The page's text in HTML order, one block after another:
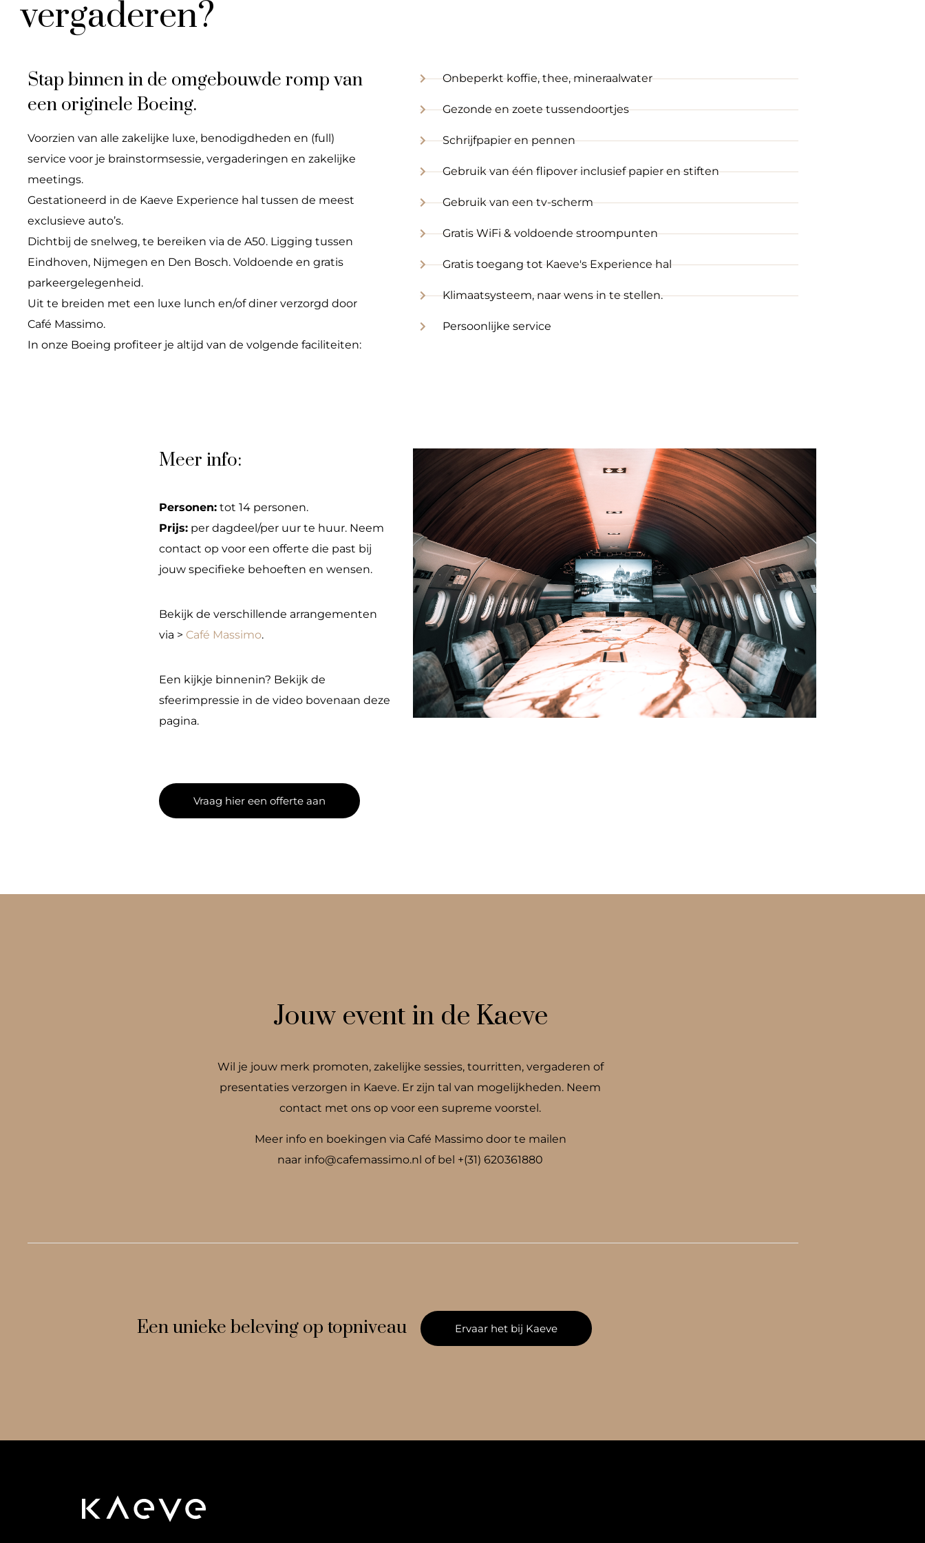
vergaderen?
Stap binnen in de omgebouwde romp van
een originele Boeing.
Voorzien van alle zakelijke luxe, benodigdheden en (full)
service voor je brainstormsessie, vergaderingen en zakelijke
meetings.
Gestationeerd in de Kaeve Experience hal tussen de meest
exclusieve auto’s.
Dichtbij de snelweg, te bereiken via de A50. Ligging tussen
Eindhoven, Nijmegen en Den Bosch. Voldoende en gratis
parkeergelegenheid.
Uit te breiden met een luxe lunch en/of diner verzorgd door
Café Massimo.
In onze Boeing profiteer je altijd van de volgende faciliteiten:
Onbeperkt koffie, thee, mineraalwater
Gezonde en zoete tussendoortjes
Schrijfpapier en pennen
Gebruik van één flipover inclusief papier en stiften
Gebruik van een tv-scherm
Gratis WiFi & voldoende stroompunten
Gratis toegang tot Kaeve's Experience hal
Klimaatsysteem, naar wens in te stellen.
Persoonlijke service
Meer info:
Personen:tot 14 personen.
Prijs:per dagdeel/per uur te huur. Neem
contact op voor een offerte die past bij
jouw specifieke behoeften en wensen.
Bekijk de verschillende arrangementen
via > Café Massimo.
Een kijkje binnenin? Bekijk de
sfeerimpressie in de video bovenaan deze
pagina.
Vraag hier een offerte aan
Jouw event in de Kaeve
Wil je jouw merk promoten, zakelijke sessies, tourritten, vergaderen of
presentaties verzorgen in Kaeve. Er zijn tal van mogelijkheden. Neem
contact met ons op voor een supreme voorstel.
Meer info en boekingen via Café Massimo door te mailen
naar info@cafemassimo.nl of bel +(31) 620361880
Een unieke beleving op topniveau Ervaar het bij Kaeve